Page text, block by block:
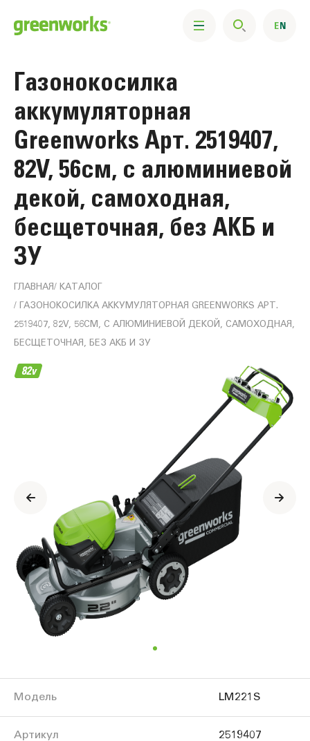
Газонокосилка
аккумуляторная
Greenworks Арт. 2519407,
82V, 56см, с алюминиевой
декой, самоходная,
бесщеточная, без АКБ и
ЗУ
ГЛАВНАЯ КАТАЛОГ
ГАЗОНОКОСИЛКА АККУМУЛЯТОРНАЯ GREENWORKS АРТ.
2519407, 82V, 56СМ, С АЛЮМИНИЕВОЙ ДЕКОЙ, САМОХОДНАЯ,
БЕСЩЕТОЧНАЯ, БЕЗ АКБ И ЗУ
Информация
Модель LM221S
Артикул 2519407